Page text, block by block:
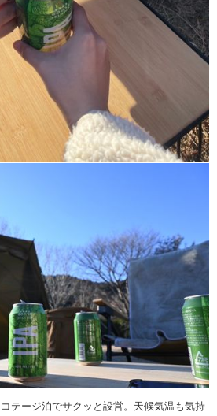
テージ泊でサクッと設営。天候気温も気持